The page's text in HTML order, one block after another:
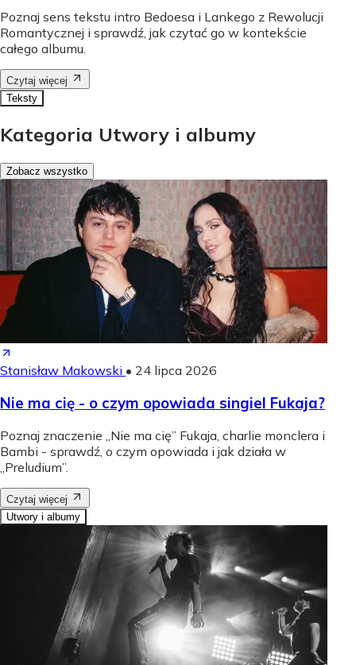
Poznaj sens tekstu intro Bedoesa i Lankego z Rewolucji
Romantycznej i sprawdź, jak czytać go w kontekście
całego albumu.
Czytaj więcej
Teksty
Kategoria Utwory i albumy
Zobacz wszystko
Stanisław Makowski • 24 lipca 2026
Nie ma cię - o czym opowiada singiel Fukaja?
Poznaj znaczenie „Nie ma cię” Fukaja, charlie monclera i
Bambi - sprawdź, o czym opowiada i jak działa w
„Preludium”.
Czytaj więcej
Utwory i albumy